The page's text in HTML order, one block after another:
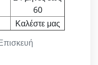
60
Καλέστε μας